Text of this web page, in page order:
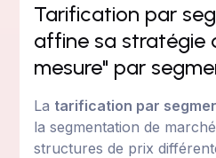
Tarification par
affine sa stratégie
mesure" par
La tarification par
la segmentation de
structures de prix